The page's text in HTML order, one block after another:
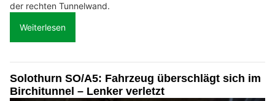
der rechten Tunnelwand.
Weiterlesen
Solothurn SO/A5: Fahrzeug überschlägt sich im
Birchitunnel – Lenker verletzt